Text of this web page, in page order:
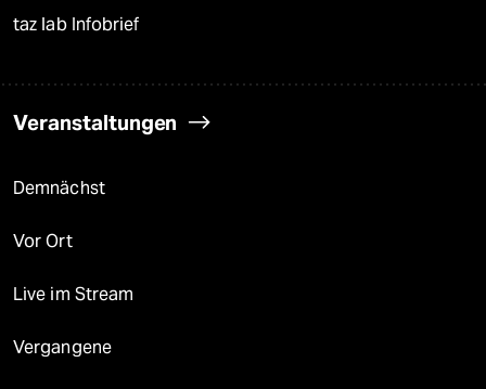
taz lab Infobrief
Veranstaltungen
Demnächst
Vor Ort
Live im Stream
Vergangene